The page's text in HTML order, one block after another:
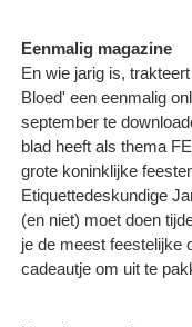
Eenmalig magazine
En wie jarig is,
Bloed' een eenmalig
september te
blad heeft als thema
grote koninklijke
Etiquettedeskundige
(en niet) moet doen
je de meest feestelijke
cadeautje om uit te